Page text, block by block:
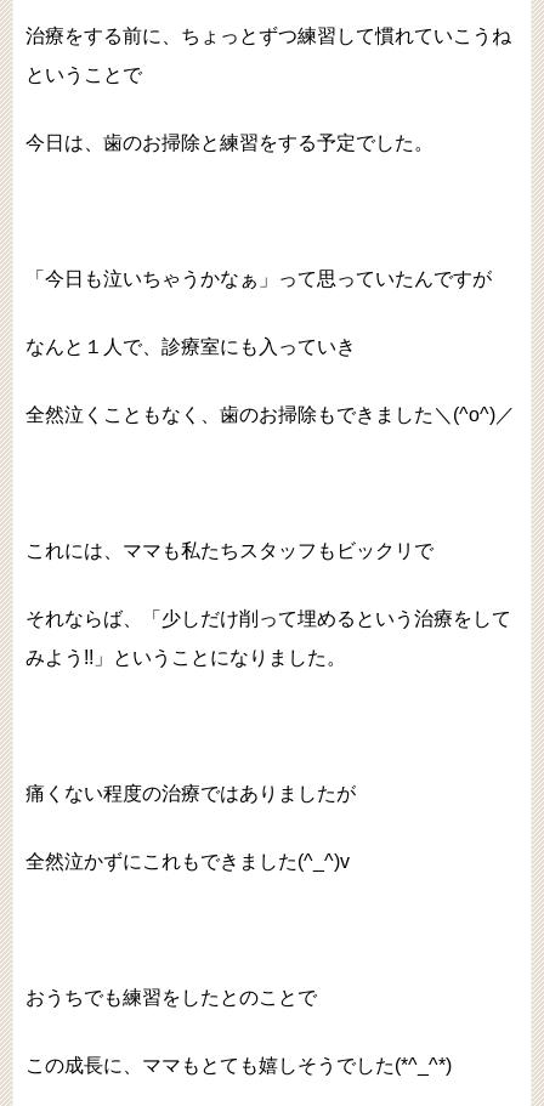
治療をする前に、ちょっとずつ練習して慣れていこうね
ということで
今日は、歯のお掃除と練習をする予定でした。
「今日も泣いちゃうかなぁ」って思っていたんですが
なんと１人で、診療室にも入っていき
全然泣くこともなく、歯のお掃除もできました＼(^o^)／
これには、ママも私たちスタッフもビックリで
それならば、「少しだけ削って埋めるという治療をして
みよう!!」ということになりました。
痛くない程度の治療ではありましたが
全然泣かずにこれもできました(^_^)v
おうちでも練習をしたとのことで
この成長に、ママもとても嬉しそうでした(*^_^*)